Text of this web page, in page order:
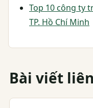
Top 10 công ty
TP. Hồ Chí Minh
Bài viết